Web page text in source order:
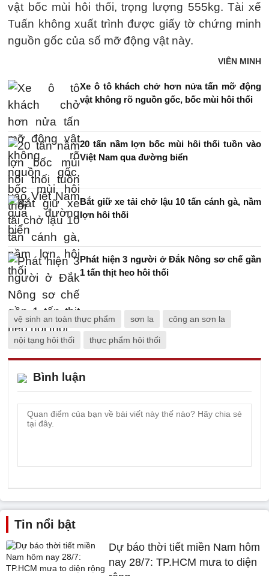
vật bốc mùi hôi thối, trọng lượng 555kg. Tài xế
Tuấn không xuất trình được giấy tờ chứng minh
nguồn gốc của số mỡ động vật này.
VIÊN MINH
Xe ô tô khách chở hơn nửa tấn mỡ động
vật không rõ nguồn gốc, bốc mùi hôi thối
20 tấn nầm lợn bốc mùi hôi thối tuồn vào
Việt Nam qua đường biển
Bắt giữ xe tải chở lậu 10 tấn cánh gà, nầm
lợn hôi thối
Phát hiện 3 người ở Đắk Nông sơ chế gần
1 tấn thịt heo hôi thối
vệ sinh an toàn thực phẩm sơn la công an sơn la
nội tạng hôi thối thực phẩm hôi thối
Bình luận
Tin nổi bật
Dự báo thời tiết miền Nam hôm
nay 28/7: TP.HCM mưa to diện